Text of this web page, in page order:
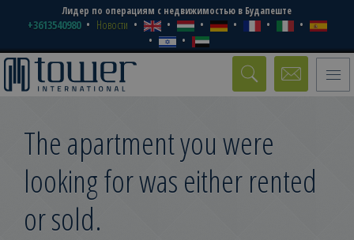
Лидер по операциям с недвижимостью в Будапеште
+3613540980 Новости
Toggle
The apartment you were
looking for was either rented
or sold.